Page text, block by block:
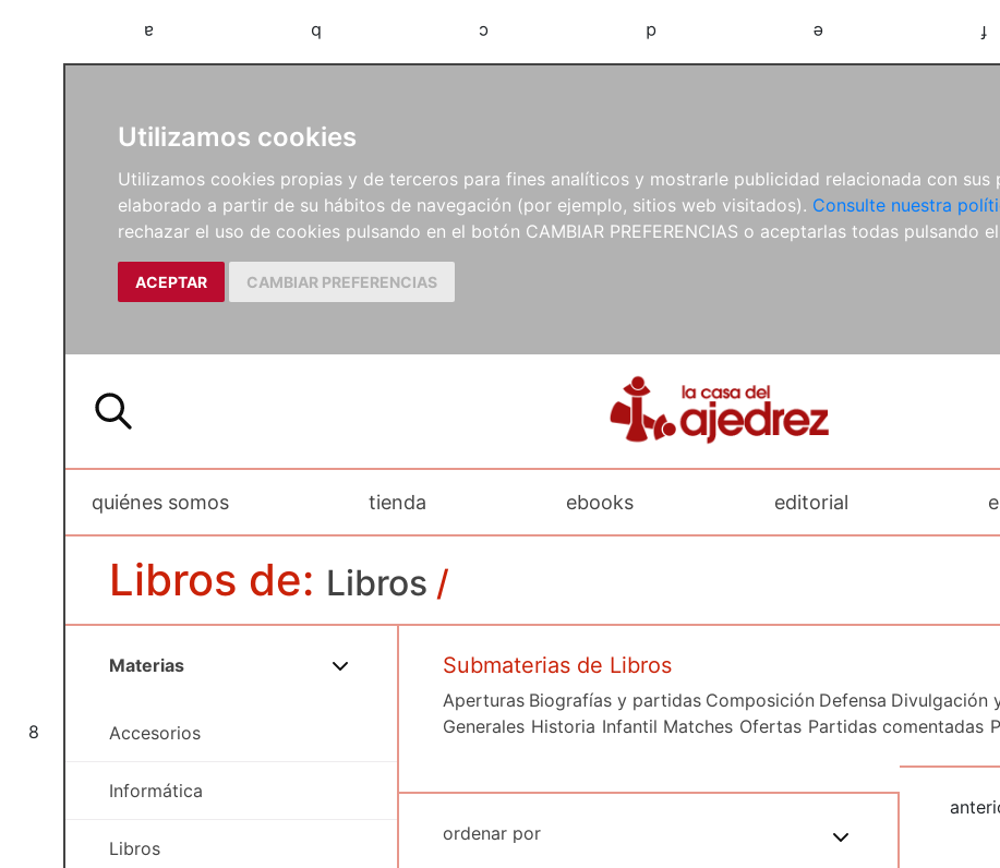
Utilizamos cookies
Utilizamos cookies propias y de terceros para fines analíticos y mostrarle publicidad relacionada con sus
elaborado a partir de su hábitos de navegación (por ejemplo, sitios web visitados). Consulte nuestra
rechazar el uso de cookies pulsando en el botón CAMBIAR PREFERENCIAS o aceptarlas todas pulsando
ACEPTAR CAMBIAR PREFERENCIAS
a b c d e f
8
quiénes somos tienda ebooks editorial
Libros de: Libros /
Materias
Accesorios
Informática
Libros
Submaterias de Libros
Aperturas Biografías y partidas Composición Defensa Divulgación
Generales Historia Infantil Matches Ofertas Partidas comentadas